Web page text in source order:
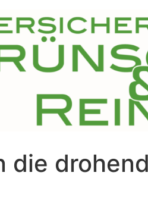
die